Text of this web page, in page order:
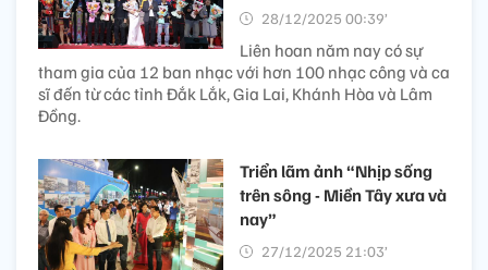
28/12/2025 00:39’
Liên hoan năm nay có sự
tham gia của 12 ban nhạc với hơn 100 nhạc công và ca
sĩ đến từ các tỉnh Đắk Lắk, Gia Lai, Khánh Hòa và Lâm
Đồng.
Triển lãm ảnh “Nhịp sống
trên sông - Miền Tây xưa và
nay”
27/12/2025 21:03’